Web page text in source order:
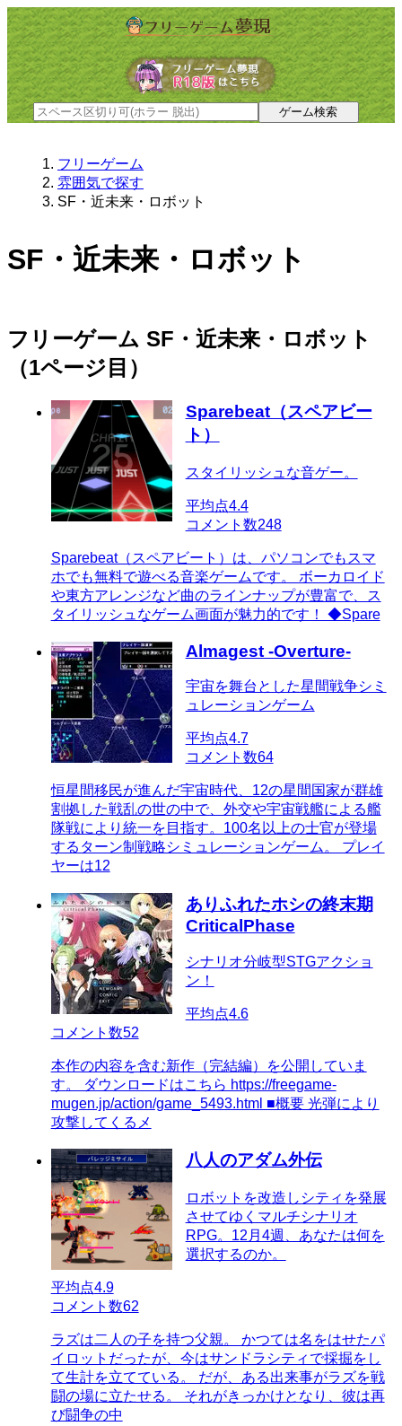
フリーゲーム
雰囲気で探す
SF・近未来・ロボット
SF・近未来・ロボット
フリーゲーム SF・近未来・ロボット
（1ページ目）
Sparebeat（スペアビー
ト）
スタイリッシュな音ゲー。
平均点4.4
コメント数248
Sparebeat（スペアビート）は、パソコンでもスマ
ホでも無料で遊べる音楽ゲームです。 ボーカロイド
や東方アレンジなど曲のラインナップが豊富で、ス
タイリッシュなゲーム画面が魅力的です！ ◆Spare
Almagest -Overture-
宇宙を舞台とした星間戦争シミ
ュレーションゲーム
平均点4.7
コメント数64
恒星間移民が進んだ宇宙時代、12の星間国家が群雄
割拠した戦乱の世の中で、外交や宇宙戦艦による艦
隊戦により統一を目指す。100名以上の士官が登場
するターン制戦略シミュレーションゲーム。 プレイ
ヤーは12
ありふれたホシの終末期
CriticalPhase
シナリオ分岐型STGアクショ
ン！
平均点4.6
コメント数52
本作の内容を含む新作（完結編）を公開していま
す。 ダウンロードはこちら https://freegame-
mugen.jp/action/game_5493.html ■概要 光弾により
攻撃してくるメ
八人のアダム外伝
ロボットを改造しシティを発展
させてゆくマルチシナリオ
RPG。12月4週、あなたは何を
選択するのか。
平均点4.9
コメント数62
ラズは二人の子を持つ父親。 かつては名をはせたパ
イロットだったが、今はサンドラシティで採掘をし
て生計を立てている。 だが、ある出来事がラズを戦
闘の場に立たせる。 それがきっかけとなり、彼は再
び闘争の中